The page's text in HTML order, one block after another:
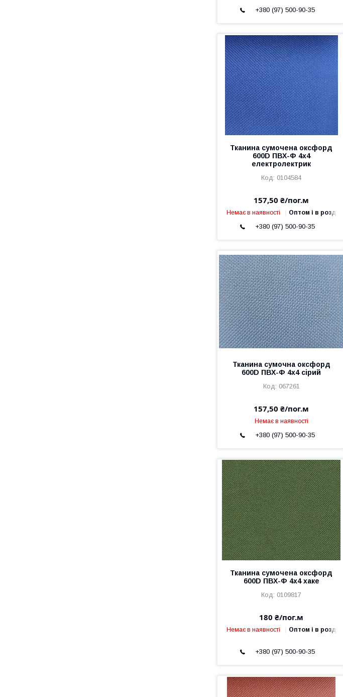
+380 (97) 500-90-35
Тканина сумочена оксфорд
600D ПВХ-Ф 4x4
електролектрик
0104584
157,50 ₴/пог.м
Немає в наявності Оптом і в роздріб
+380 (97) 500-90-35
Тканина сумочна оксфорд
600D ПВХ-Ф 4x4 сірий
067261
157,50 ₴/пог.м
Немає в наявності
+380 (97) 500-90-35
Тканина сумочена оксфорд
600D ПВХ-Ф 4x4 хаке
0109817
180 ₴/пог.м
Немає в наявності Оптом і в роздріб
+380 (97) 500-90-35